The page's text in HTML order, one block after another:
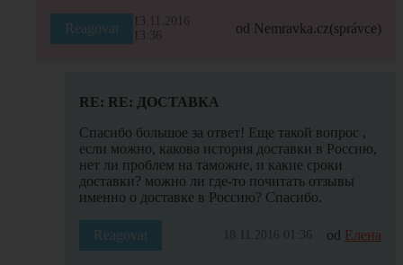
Reagovat
13.11.2016
13:36
od Nemravka.cz(správce)
RE: RE: ДОСТАВКА
Спасибо большое за ответ! Еще такой вопрос ,
если можно, какова история доставки в Россию,
нет ли проблем на таможне, и какие сроки
доставки? можно ли где-то почитать отзывы
именно о доставке в Россию? Спасибо.
Reagovat 18.11.2016 01:36 od Елена